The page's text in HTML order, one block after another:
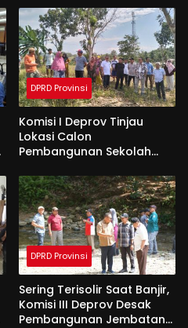
Tanah Suci
DPRD Provinsi
Komisi I Deprov Tinjau
Lokasi Calon
Pembangunan Sekolah
DPRD Provinsi
Sering Terisolir Saat Banjir,
Komisi III Deprov Desak
Pembangunan Jembatan